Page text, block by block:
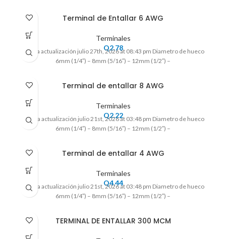
Terminal de Entallar 6 AWG
Terminales
Q2.78
Ultima actualización julio 27th, 2026 at 08:43 pm Diametro de hueco
6mm (1/4″) – 8mm (5/16″) – 12mm (1/2″) –
Terminal de entallar 8 AWG
Terminales
Q2.22
Ultima actualización julio 21st, 2026 at 03:48 pm Diametro de hueco
6mm (1/4″) – 8mm (5/16″) – 12mm (1/2″) –
Terminal de entallar 4 AWG
Terminales
Q4.44
Ultima actualización julio 21st, 2026 at 03:48 pm Diametro de hueco
6mm (1/4″) – 8mm (5/16″) – 12mm (1/2″) –
TERMINAL DE ENTALLAR 300 MCM